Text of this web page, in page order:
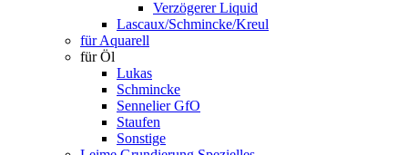
Verzögerer Liquid
Lascaux/Schmincke/Kreul
für Aquarell
für Öl
Lukas
Schmincke
Sennelier GfO
Staufen
Sonstige